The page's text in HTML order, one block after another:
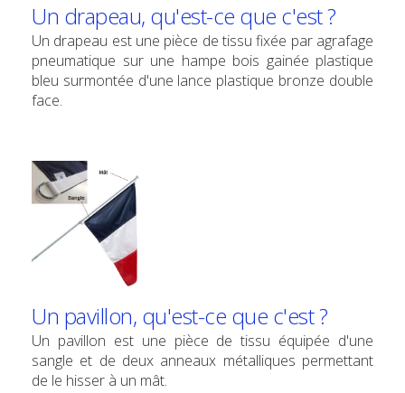
Un drapeau, qu'est-ce que c'est ?
Un drapeau est une pièce de tissu fixée par agrafage
pneumatique sur une hampe bois gainée plastique
bleu surmontée d'une lance plastique bronze double
face.
Un pavillon, qu'est-ce que c'est ?
Un pavillon est une pièce de tissu équipée d'une
sangle et de deux anneaux métalliques permettant
de le hisser à un mât.